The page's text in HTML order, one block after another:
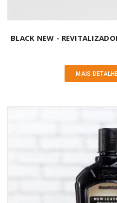
BLACK NEW -
MAIS